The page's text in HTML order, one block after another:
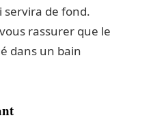
de fond.
rassurer que le
dans un bain